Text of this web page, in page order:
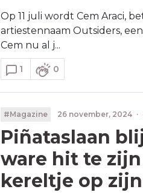
Op 11 juli wordt Cem Araci,
artiestennaam Outsiders,
Cem nu al j...
1 0
#Magazine 26 november, 2024 ·
Piñataslaan
ware hit te
kereltje op